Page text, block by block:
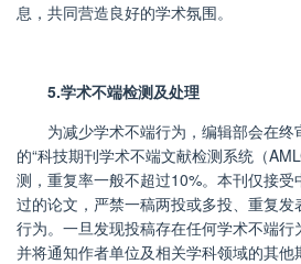
息，共同营造良好的学术氛围。
5.学术不端检测及处理
为减少学术不端行为，编辑部会在
的“科技期刊学术不端文献检测系统（
测，重复率一般不超过10%。本刊仅接受
过的论文，严禁一稿两投或多投、重复
行为。一旦发现投稿存在任何学术不端行
并将通知作者单位及相关学科领域的其